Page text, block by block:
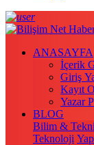
ANASAYFA
İçerik
Giriş
Kayıt
Yazar
BLOG
Bilim &
Teknoloji